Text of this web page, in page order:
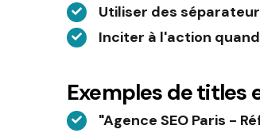
Utiliser des
Inciter à l'action
Exemples de titles
"Agence SEO Paris -